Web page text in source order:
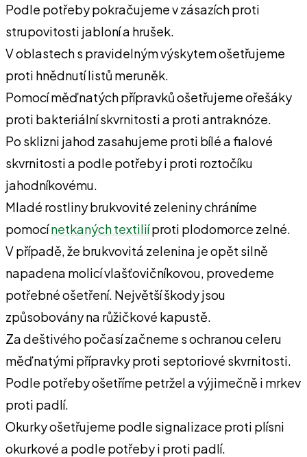
Podle potřeby pokračujeme v zásazích proti
strupovitosti jabloní a hrušek.
V oblastech s pravidelným výskytem ošetřujeme
proti hnědnutí listů meruněk.
Pomocí měďnatých přípravků ošetřujeme ořešáky
proti bakteriální skvrnitosti a proti antraknóze.
Po sklizni jahod zasahujeme proti bílé a fialové
skvrnitosti a podle potřeby i proti roztočíku
jahodníkovému.
Mladé rostliny brukvovité zeleniny chráníme
pomocínetkaných textiliíproti plodomorce zelné.
V případě, že brukvovitá zelenina je opět silně
napadena molicí vlašťovičníkovou, provedeme
potřebné ošetření. Největší škody jsou
způsobovány na růžičkové kapustě.
Za deštivého počasí začneme s ochranou celeru
měďnatými přípravky proti septoriové skvrnitosti.
Podle potřeby ošetříme petržel a výjimečně i mrkev
proti padlí.
Okurky ošetřujeme podle signalizace proti plísni
okurkové a podle potřeby i proti padlí.